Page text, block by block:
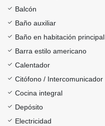
Balcón
Baño auxiliar
Baño en habitación principal
Barra estilo americano
Calentador
Citófono / Intercomunicador
Cocina integral
Depósito
Electricidad